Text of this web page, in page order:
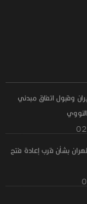
وقبول اتفاق مبدئي
بشأن قرب إعادة فتح